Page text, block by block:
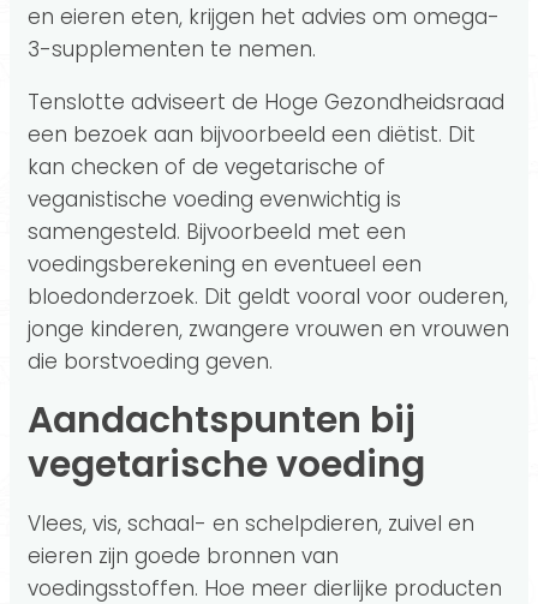
en eieren eten, krijgen het advies om omega-
3-supplementen te nemen.
Tenslotte adviseert de Hoge Gezondheidsraad
een bezoek aan bijvoorbeeld een diëtist. Dit
kan checken of de vegetarische of
veganistische voeding evenwichtig is
samengesteld. Bijvoorbeeld met een
voedingsberekening en eventueel een
bloedonderzoek. Dit geldt vooral voor ouderen,
jonge kinderen, zwangere vrouwen en vrouwen
die borstvoeding geven.
Aandachtspunten bij
vegetarische voeding
Vlees, vis, schaal- en schelpdieren, zuivel en
eieren zijn goede bronnen van
voedingsstoffen. Hoe meer dierlijke producten